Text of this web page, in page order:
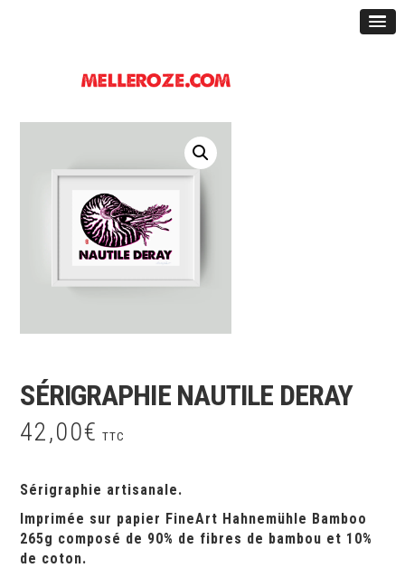
SÉRIGRAPHIE NAUTILE DERAY
42,00€ TTC
Sérigraphie artisanale.
Imprimée sur papier FineArt Hahnemühle Bamboo
265g composé de 90% de fibres de bambou et 10%
de coton.